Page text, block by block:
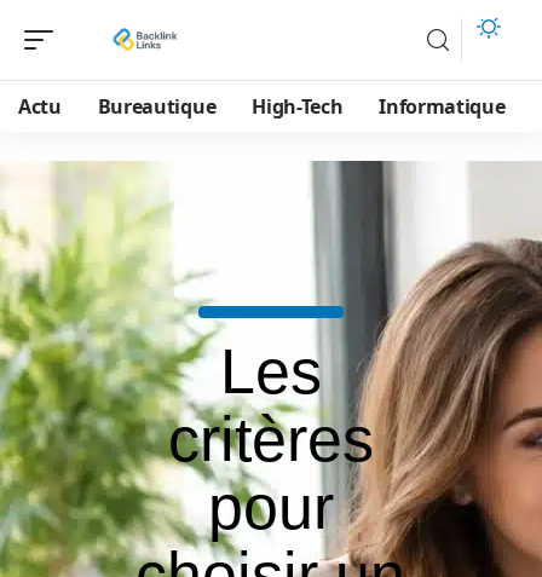
Actu Bureautique High-Tech Informatique
Les
critères
pour